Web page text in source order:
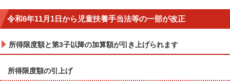
令和6年11月1日から児童扶養手当法等の一部が改正
所得限度額と第3子以降の加算額が引き上げられます
所得限度額の引上げ